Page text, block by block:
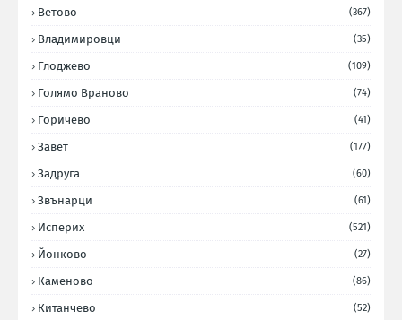
Ветово (367)
Владимировци (35)
Глоджево (109)
Голямо Враново (74)
Горичево (41)
Завет (177)
Задруга (60)
Звънарци (61)
Исперих (521)
Йонково (27)
Каменово (86)
Китанчево (52)